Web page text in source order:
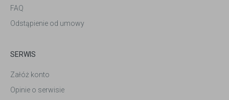
FAQ
Odstąpienie od umowy
SERWIS
Załóż konto
Opinie o serwisie